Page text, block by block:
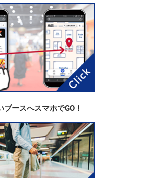
ブースへスマホでGO！